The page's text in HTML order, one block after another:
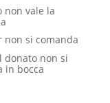
non vale la
non si comanda
donato non si
in bocca